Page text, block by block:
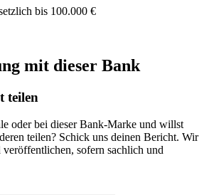
bis 100.000 €
mit dieser Bank
teilen
oder bei dieser Bank-Marke und willst
teilen? Schick uns deinen Bericht. Wir
sofern sachlich und